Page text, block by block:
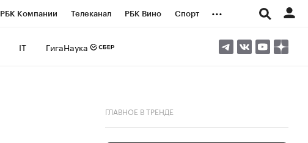
РБК Компании Телеканал РБК Вино Спорт ...
IT ГигаНаука
ГЛАВНОЕ В ТРЕНДЕ